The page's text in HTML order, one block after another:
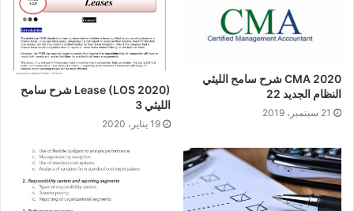
CMA 2020 شرح سامح الليثي
النظام الجديد 22
21 سبتمبر، 2019
Lease (LOS 2020) شرح سامح
الليثي 3
19 يناير، 2020